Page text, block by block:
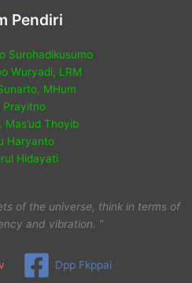
Pendiri
Surohadikusumo
Wuryadi, LRM
MHum
Prayitno
Mas’ud Thoyib
Haryanto
Hidayati
of the universe, think in terms of
and vibration. ”
Dpp Fkppai